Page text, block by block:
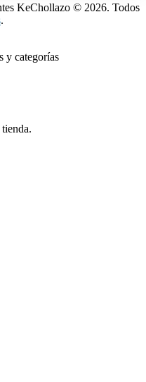
KeChollazo © 2026. Todos
.
y categorías